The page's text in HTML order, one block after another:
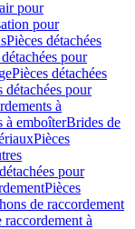
pour
pour
Pièces détachées
pour
Pièces détachées
détachées pour
à
à emboîterBrides de
Pièces
pour
Pièces
de raccordement
raccordement à